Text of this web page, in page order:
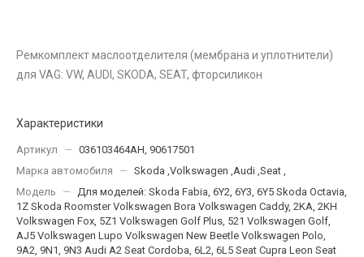
Ремкомплект маслоотделителя (мембрана и уплотнители)
для VAG: VW, AUDI, SKODA, SEAT, фторсиликон
Характеристики
Артикул — 036103464AH, 90617501
Марка автомобиля
— Skoda ,Volkswagen ,Audi ,Seat ,
Модель
— Для моделей: Skoda Fabia, 6Y2, 6Y3, 6Y5 Skoda Octavia,
1Z Skoda Roomster Volkswagen Bora Volkswagen Caddy, 2KA, 2KH
Volkswagen Fox, 5Z1 Volkswagen Golf Plus, 521 Volkswagen Golf,
AJ5 Volkswagen Lupo Volkswagen New Beetle Volkswagen Polo,
9A2, 9N1, 9N3 Audi A2 Seat Cordoba, 6L2, 6L5 Seat Cupra Leon Seat